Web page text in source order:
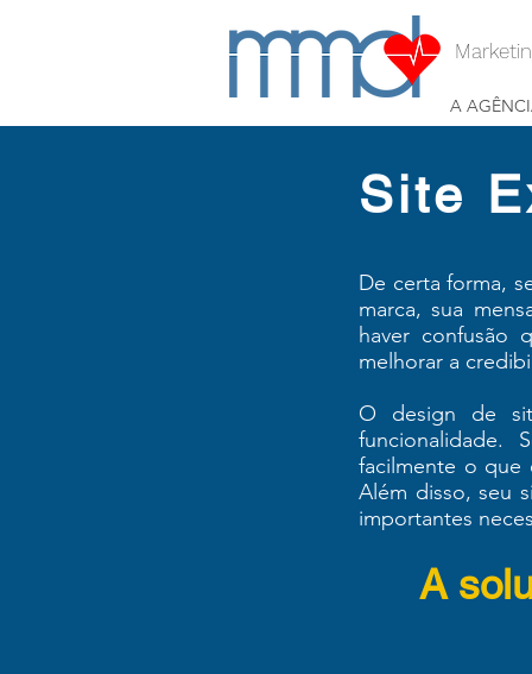
A
Site
De certa forma,
marca, sua
haver confusão
melhorar a
O design de
funcionalidade.
facilmente o que
Além disso, seu
importantes
A